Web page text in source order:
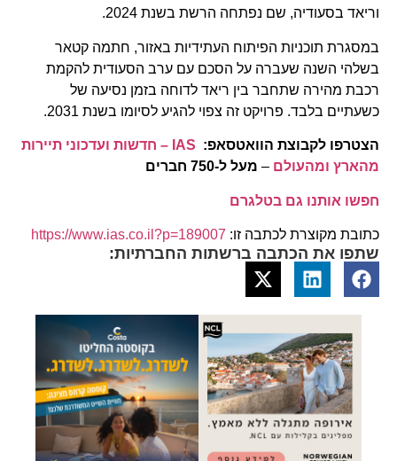
וריאד בסעודיה, שם נפתחה הרשת בשנת 2024.
במסגרת תוכניות הפיתוח העתידיות באזור, חתמה קטאר
בשלהי השנה שעברה על הסכם עם ערב הסעודית להקמת
רכבת מהירה שתחבר בין ריאד לדוחה בזמן נסיעה של
כשעתיים בלבד. פרויקט זה צפוי להגיע לסיומו בשנת 2031.
הצטרפו לקבוצת הוואטסאפ:
IAS – חדשות ועדכוני תיירות
מהארץ ומהעולם – מעל ל-750 חברים
חפשו אותנו גם בטלגרם
כתובת מקוצרת לכתבה זו: https://www.ias.co.il?p=189007
שתפו את הכתבה ברשתות החברתיות: